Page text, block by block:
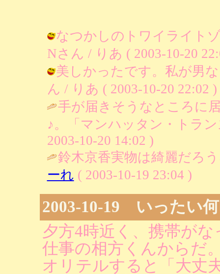
なつかしのトワイライト
Nさん / りあ ( 2003-10-20
美しかったです。私が男
ん / りあ ( 2003-10-20 22:02 )
手が届きそうなところに
♪。「マンハッタン・トラ
2003-10-20 14:02 )
鈴木京香実物は綺麗だろ
ーれ ( 2003-10-19 23:04 )
2003-10-19 いったい
夕方4時近く、携帯がな
仕事の相方くんからだ
オリテルすると「大丈